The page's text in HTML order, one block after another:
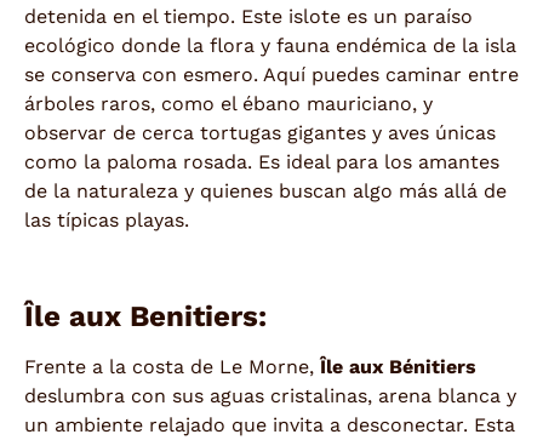
detenida en el tiempo. Este islote es un paraíso
ecológico donde la flora y fauna endémica de la isla
se conserva con esmero. Aquí puedes caminar entre
árboles raros, como el ébano mauriciano, y
observar de cerca tortugas gigantes y aves únicas
como la paloma rosada. Es ideal para los amantes
de la naturaleza y quienes buscan algo más allá de
las típicas playas.
Île aux Benitiers:
Frente a la costa de Le Morne, Île aux Bénitiers
deslumbra con sus aguas cristalinas, arena blanca y
un ambiente relajado que invita a desconectar. Esta